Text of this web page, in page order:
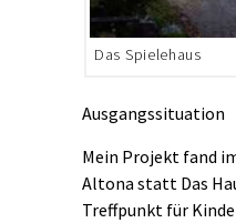
Das Spielehaus
Ausgangssituation
Mein Projekt fand
Altona statt Das
Treffpunkt für